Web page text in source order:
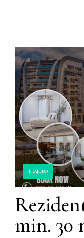
TRAJE DO
min. 30